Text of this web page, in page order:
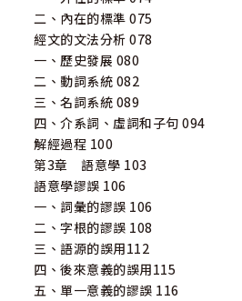
二、內在的標準 075
經文的文法分析 078
一、歷史發展 080
二、動詞系統 082
三、名詞系統 089
四、介系詞、虛詞和子句 094
解經過程 100
第3章 語意學 103
語意學謬誤 106
一、詞彙的謬誤 106
二、字根的謬誤 108
三、語源的誤用112
四、後來意義的誤用115
五、單一意義的謬誤 116